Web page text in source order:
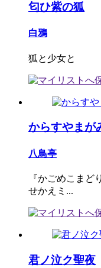
匂ひ紫の狐
白鴉
狐と少女と
からすやまが
八鳥亭
『かごめこま
せかえミ...
君ノ泣ク聖夜